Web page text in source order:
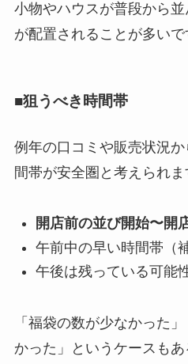
小物やハウスが普段から
が配置されることが多いで
■狙うべき時間帯
例年の口コミや販売状況
間帯が安全圏と考えられま
開店前の並び開始〜開
午前中の早い時間帯（
午後は残っている可能
「福袋の数が少なかった
かった」というケースもあ